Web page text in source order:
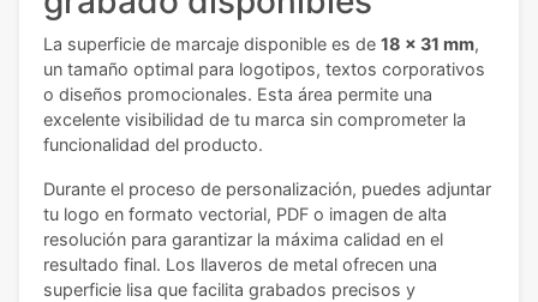
La superficie de marcaje disponible es de 18 x 31 mm,
un tamaño optimal para logotipos, textos corporativos
o diseños promocionales. Esta área permite una
excelente visibilidad de tu marca sin comprometer la
funcionalidad del producto.
Durante el proceso de personalización, puedes adjuntar
tu logo en formato vectorial, PDF o imagen de alta
resolución para garantizar la máxima calidad en el
resultado final. Los llaveros de metal ofrecen una
superficie lisa que facilita grabados precisos y